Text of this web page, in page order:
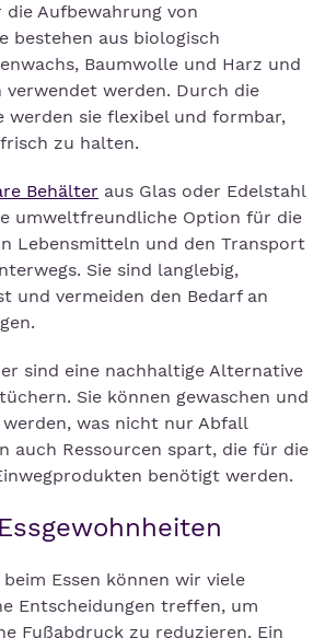
Aufbewahrung von
bestehen aus biologisch
Baumwolle und Harz und
verwendet werden. Durch die
werden sie flexibel und formbar,
zu halten.
Behälter aus Glas oder Edelstahl
umweltfreundliche Option für die
Lebensmitteln und den Transport
Sie sind langlebig,
und vermeiden den Bedarf an
sind eine nachhaltige Alternative
Sie können gewaschen und
was nicht nur Abfall
auch Ressourcen spart, die für die
benötigt werden.
Essen können wir viele
Entscheidungen treffen, um
Fußabdruck zu reduzieren. Ein